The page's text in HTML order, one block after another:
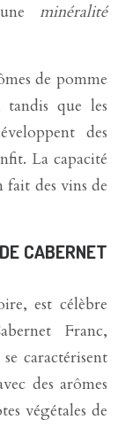
minéralité
de pomme
que les
des
La capacité
fait des vins de
CABERNET
est célèbre
Franc,
caractérisent
des arômes
végétales de